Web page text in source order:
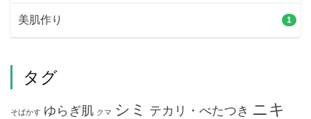
美肌作り 1
タグ
そばかす ゆらぎ肌 クマ シミ テカリ・べたつき ニキ